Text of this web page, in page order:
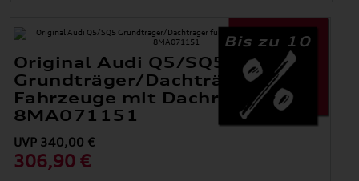
Bis zu 10
Original Audi Q5/SQ5
Grundträger/Dachträger für
Fahrzeuge mit Dachreling
8MA071151
UVP 340,00€
306,90 €